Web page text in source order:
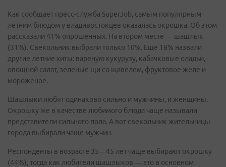
Как сообщает пресс-служба SuperJob, самым популярным
летним блюдом у владивостокцев оказалась окрошка. Об этом
рассказали 41% опрошенных. На втором месте — шашлык
(31%). Свекольник выбрали только 10%. Еще 18% назвали
другие летние хиты: вареную кукурузу, кабачковые оладьи,
овощной салат, зеленые щи со щавелем, фруктовое желе и
мороженое.
Шашлыки любят одинаково сильно и мужчины, и женщины.
Окрошку же в качестве любимого блюда чаще называли
представители сильного пола. А вот свекольник жительницы
города выбирали чаще мужчин.
Респонденты в возрасте 35—45 лет чаще выбирают окрошку
(44%), тогда как любители шашлыков — это в основном